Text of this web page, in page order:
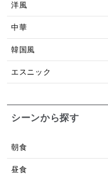
洋風
中華
韓国風
エスニック
シーンから探す
朝食
昼食